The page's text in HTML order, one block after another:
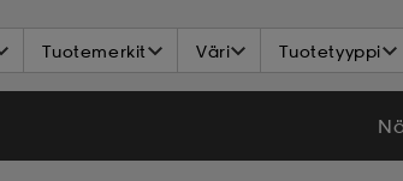
Tuotemerkit Väri Tuotetyyppi